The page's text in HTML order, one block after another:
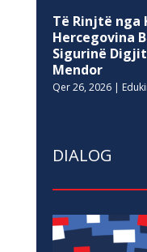
Të Rinjtë nga
Hercegovina
Sigurinë
Mendor
Qer 26, 2026|
DIALOG